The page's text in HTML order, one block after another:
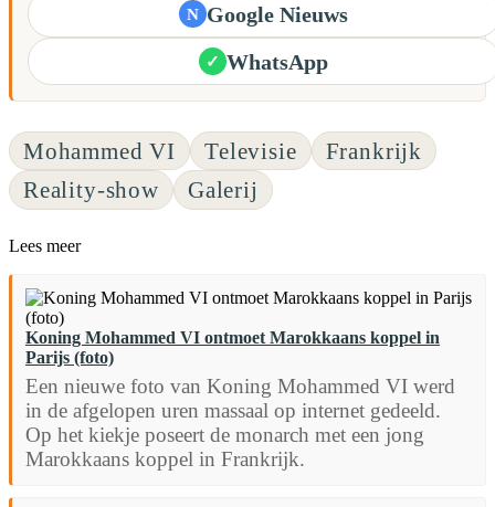
N Google Nieuws
✓ WhatsApp
Mohammed VI Televisie
Frankrijk
Reality-show
Galerij
Lees meer
Koning Mohammed VI ontmoet Marokkaans koppel in
Parijs (foto)
Een nieuwe foto van Koning Mohammed VI werd
in de afgelopen uren massaal op internet gedeeld.
Op het kiekje poseert de monarch met een jong
Marokkaans koppel in Frankrijk.